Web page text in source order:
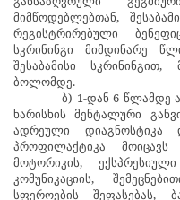
მიმწოდებლებთან,
რეგისტრირებული
სკრინინგი მიმდინარე
შესაბამისი
ბოლომდე.
ბ) 1-დან 6 წლამდე
ხარისხის მენტალური
ადრეული დიაგნოსტიკა
პროფილაქტიკა
მოტორიკის,
კომუნიკაციის,
სფეროების შეფასებას,